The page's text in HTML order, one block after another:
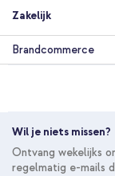
Zakelijk
Brandcommerce
Wil je niets missen?
Ontvang wekelijks
regelmatig e-mails